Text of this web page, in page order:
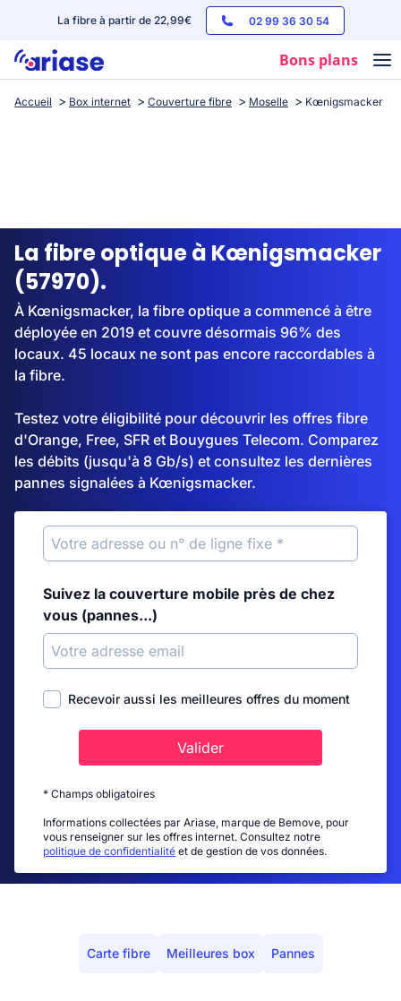
La fibre à partir de 22,99€ 02 99 36 30 54
Bons plans
Box internet
Streaming
Accueil Box internet Couverture fibre Moselle Kœnigsmacker
La fibre optique à Kœnigsmacker
(57970).
À Kœnigsmacker, la fibre optique a commencé à être
déployée en 2019 et couvre désormais 96% des
locaux. 45 locaux ne sont pas encore raccordables à
la fibre.
Testez votre éligibilité pour découvrir les offres fibre
d'Orange, Free, SFR et Bouygues Telecom. Comparez
les débits (jusqu'à 8 Gb/s) et consultez les dernières
pannes signalées à Kœnigsmacker.
Suivez la couverture mobile près de chez
vous (pannes...)
Recevoir aussi les meilleures offres du moment
Valider
* Champs obligatoires
Informations collectées par Ariase, marque de Bemove, pour
vous renseigner sur les offres internet. Consultez notre
politique de confidentialité et de gestion de vos données.
Carte fibre Meilleures box Pannes